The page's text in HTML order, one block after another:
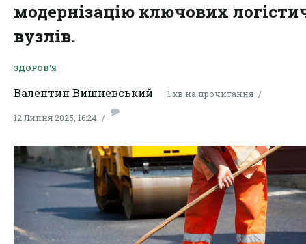
модернізацію ключових
вузлів.
ЗДОРОВ'Я
Валентин Вишневський 1 хв на прочитання
12 Липня 2025, 16:24